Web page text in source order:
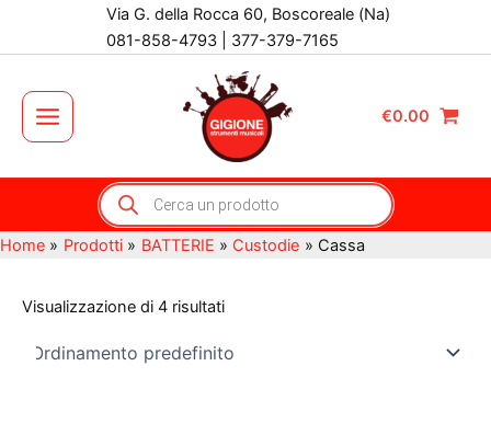
Via G. della Rocca 60, Boscoreale (Na)
081-858-4793 | 377-379-7165
Main
Menu
€0.00
Products
search
Home Prodotti BATTERIE Custodie Cassa
Visualizzazione di 4 risultati